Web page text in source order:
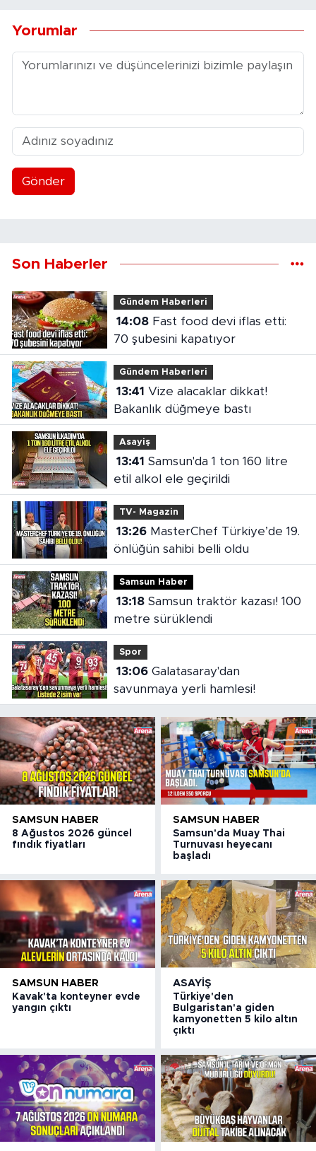
Yorumlar
Gönder
Son Haberler
Gündem Haberleri
14:08Fast food devi iflas etti:
70 şubesini kapatıyor
Gündem Haberleri
13:41
Bakanlık düğmeye bastı
Asayiş
13:41
etil alkol ele geçirildi
TV- Magazin
13:26MasterChef Türkiye’de 19.
önlüğün sahibi belli oldu
Samsun Haber
13:18Samsun traktör kazası! 100
metre sürüklendi
Spor
13:06Galatasaray'dan
savunmaya yerli hamlesi!
SAMSUN HABER
8 Ağustos 2026 güncel
fındık fiyatları
SAMSUN HABER
Samsun'da Muay Thai
Turnuvası heyecanı
başladı
SAMSUN HABER
Kavak'ta konteyner evde
yangın çıktı
ASAYIŞ
Türkiye'den
Bulgaristan'a giden
kamyonetten 5 kilo altın
çıktı